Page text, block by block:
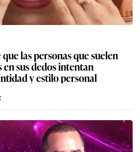
las personas que suelen
sus dedos intentan
y estilo personal